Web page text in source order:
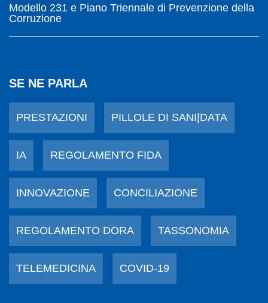
Modello 231 e Piano Triennale di Prevenzione della
Corruzione
SE NE PARLA
PRESTAZIONI PILLOLE DI SANI|DATA
IA REGOLAMENTO FIDA
INNOVAZIONE CONCILIAZIONE
REGOLAMENTO DORA TASSONOMIA
TELEMEDICINA COVID-19